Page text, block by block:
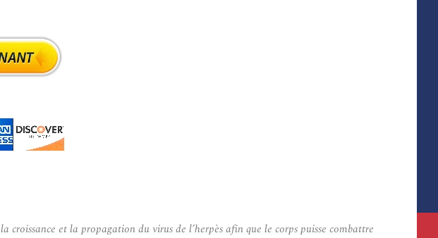
et la propagation du virus de l’herpès afin que le corps puisse combattre